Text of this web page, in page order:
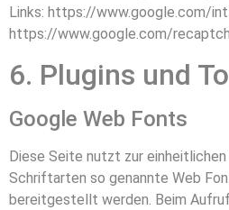
Links: https://www.google.com/
https://www.google.com/
6. Plugins und
Google Web Fonts
Diese Seite nutzt zur
Schriftarten so genannte Web
bereitgestellt werden. Beim